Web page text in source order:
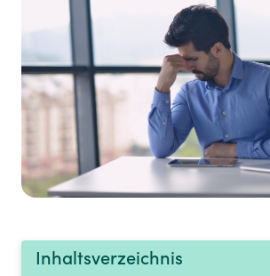
Inhaltsverzeichnis